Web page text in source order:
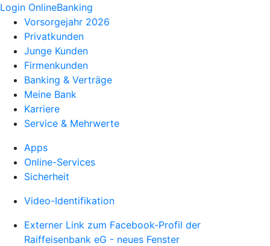
Login OnlineBanking
Vorsorgejahr 2026
Privatkunden
Junge Kunden
Firmenkunden
Banking & Verträge
Meine Bank
Karriere
Service & Mehrwerte
Apps
Online-Services
Sicherheit
Video-Identifikation
Externer Link zum Facebook-Profil der
Raiffeisenbank eG - neues Fenster